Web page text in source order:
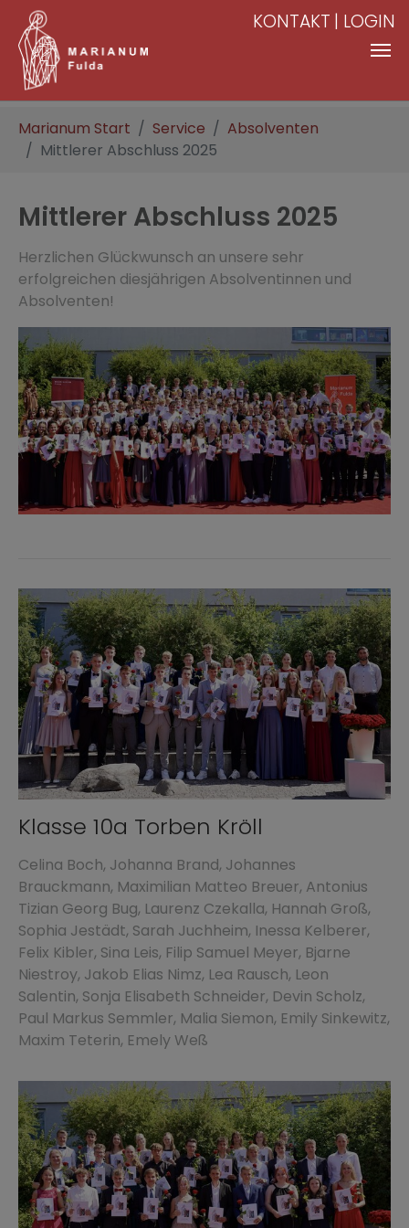
Zum Hauptinhalt springen
KONTAKT LOGIN
Marianum Start Service
Absolventen
Mittlerer Abschluss 2025
Mittlerer Abschluss 2025
Herzlichen Glückwunsch an unsere sehr
erfolgreichen diesjährigen Absolventinnen und
Absolventen!
Klasse 10a Torben Kröll
Celina Boch, Johanna Brand, Johannes
Brauckmann, Maximilian Matteo Breuer, Antonius
Tizian Georg Bug, Laurenz Czekalla, Hannah Groß,
Sophia Jestädt, Sarah Juchheim, Inessa Kelberer,
Felix Kibler, Sina Leis, Filip Samuel Meyer, Bjarne
Niestroy, Jakob Elias Nimz, Lea Rausch, Leon
Salentin, Sonja Elisabeth Schneider, Devin Scholz,
Paul Markus Semmler, Malia Siemon, Emily Sinkewitz,
Maxim Teterin, Emely Weß